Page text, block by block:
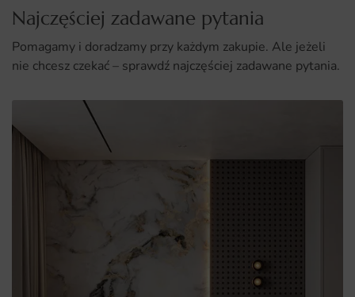
Najczęściej zadawane pytania
Pomagamy i doradzamy przy każdym zakupie. Ale jeżeli
nie chcesz czekać – sprawdź najczęściej zadawane pytania.